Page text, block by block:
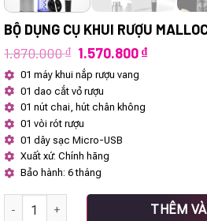
BỘ DỤNG CỤ KHUI RƯỢU
1.870.000₫ Giá
gốc
là:
1.870.000 ₫.
1.570.800₫Giá
01 máy khui nắp rượu vang
01 dao cắt vỏ rượu
01 nút chai, hút chân không
01 vòi rót rượu
01 dây sạc Micro-USB
Xuất xứ: Chính hãng
Bảo hành: 6 tháng
Bộ dụng cụ khui rượu Malloca MWO-
THÊM